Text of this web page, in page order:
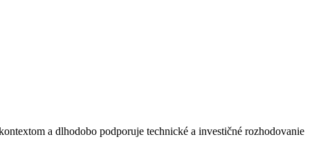
a dlhodobo podporuje technické a investičné rozhodovanie